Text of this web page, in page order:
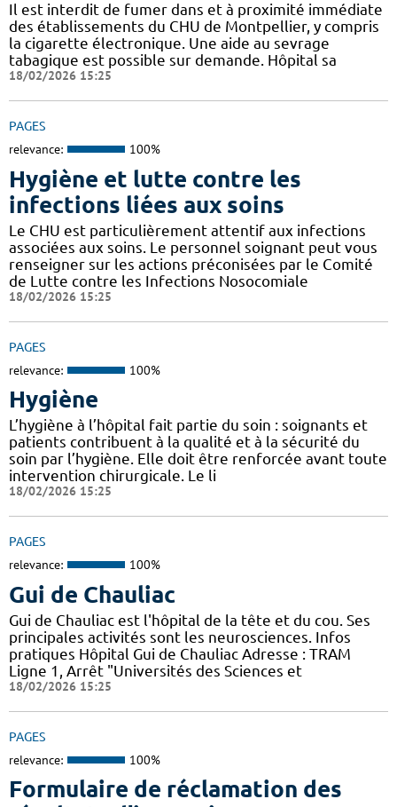
Il est interdit de fumer dans et à proximité immédiate
des établissements du CHU de Montpellier, y compris
la cigarette électronique. Une aide au sevrage
tabagique est possible sur demande. Hôpital sa
18/02/2026 15:25
PAGES
relevance: 100%
Hygiène et lutte contre les
infections liées aux soins
Le CHU est particulièrement attentif aux infections
associées aux soins. Le personnel soignant peut vous
renseigner sur les actions préconisées par le Comité
de Lutte contre les Infections Nosocomiale
18/02/2026 15:25
PAGES
relevance: 100%
Hygiène
L’hygiène à l’hôpital fait partie du soin : soignants et
patients contribuent à la qualité et à la sécurité du
soin par l’hygiène. Elle doit être renforcée avant toute
intervention chirurgicale. Le li
18/02/2026 15:25
PAGES
relevance: 100%
Gui de Chauliac
Gui de Chauliac est l'hôpital de la tête et du cou. Ses
principales activités sont les neurosciences. Infos
pratiques Hôpital Gui de Chauliac Adresse : TRAM
Ligne 1, Arrêt "Universités des Sciences et
18/02/2026 15:25
PAGES
relevance: 100%
Formulaire de réclamation des